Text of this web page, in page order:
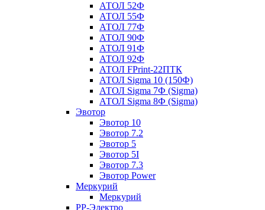
АТОЛ 52Ф
АТОЛ 55Ф
АТОЛ 77Ф
АТОЛ 90Ф
АТОЛ 91Ф
АТОЛ 92Ф
АТОЛ FPrint-22ПТК
АТОЛ Sigma 10 (150Ф)
АТОЛ Sigma 7Ф (Sigma)
АТОЛ Sigma 8Ф (Sigma)
Эвотор
Эвотор 10
Эвотор 7.2
Эвотор 5
Эвотор 5I
Эвотор 7.3
Эвотор Power
Меркурий
Меркурий
РР-Электро